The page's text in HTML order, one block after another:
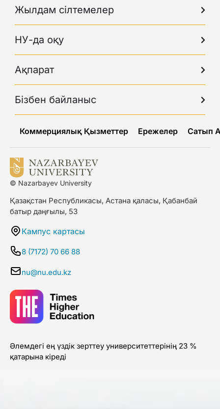
Жылдам сілтемелер
НУ-да оқу
Ақпарат
Бізбен байланыс
Коммерциялық Қызметтер Ережелер Сатып
© Nazarbayev University
Қазақстан Республикасы, Астана қаласы, Қабанбай
батыр даңғылы, 53
Кампус картасы
8 (7172) 70 66 88
nu@nu.edu.kz
Әлемдегі ең үздік зерттеу университеттерінің 23 %
қатарына кіреді